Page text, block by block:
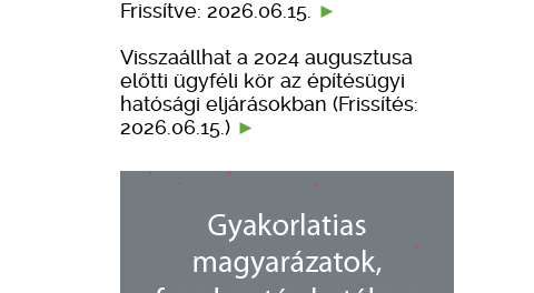
Frissítve: 2026.06.15.
Visszaállhat a 2024 augusztusa
előtti ügyféli kör az építésügyi
hatósági eljárásokban (Frissítés:
2026.06.15.)